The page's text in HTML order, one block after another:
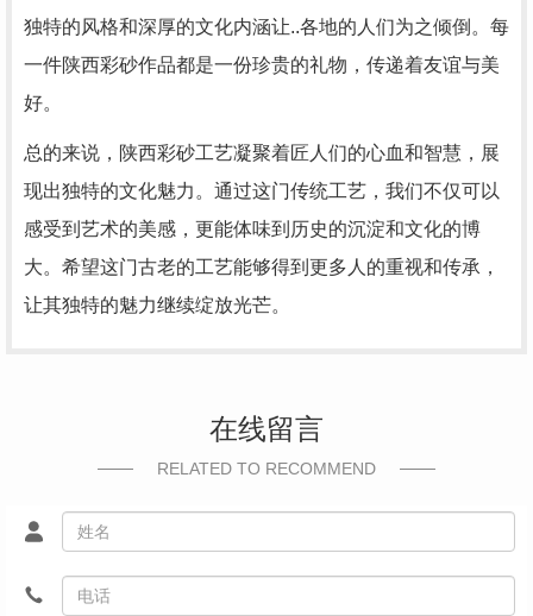
独特的风格和深厚的文化内涵让..各地的人们为之倾倒。每
一件陕西彩砂作品都是一份珍贵的礼物，传递着友谊与美
好。
总的来说，陕西彩砂工艺凝聚着匠人们的心血和智慧，展
现出独特的文化魅力。通过这门传统工艺，我们不仅可以
感受到艺术的美感，更能体味到历史的沉淀和文化的博
大。希望这门古老的工艺能够得到更多人的重视和传承，
让其独特的魅力继续绽放光芒。
在线留言
RELATED TO RECOMMEND